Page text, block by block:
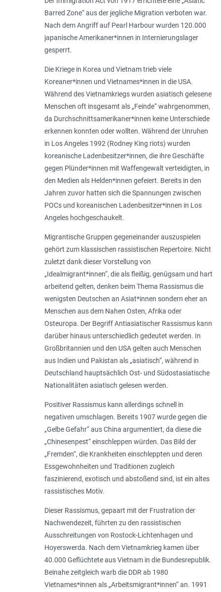
Barred Zone“ aus der jegliche Migration verboten war.
Nach dem Angriff auf Pearl Harbour wurden 120.000
japanische Amerikaner*innen in Internierungslager
gesperrt.
Die Kriege in Korea und Vietnam trieb viele
Koreaner*innen und Vietnames*innen in die USA.
Während des Vietnamkriegs wurden asiatisch gelesene
Menschen oft insgesamt als „Feinde“ wahrgenommen,
da Durchschnittsamerikaner*innen keine Unterschiede
erkennen konnten oder wollten. Während der Unruhen
in Los Angeles 1992 (Rodney King riots) wurden
koreanische Ladenbesitzer*innen, die ihre Geschäfte
gegen Plünder*innen mit Waffengewalt verteidigten, in
den Medien als Helden*innen gefeiert. Bereits in den
Jahren zuvor hatten sich die Spannungen zwischen
POCs und koreanischen Ladenbesitzer*innen in Los
Angeles hochgeschaukelt.
Migrantische Gruppen gegeneinander auszuspielen
gehört zum klassischen rassistischen Repertoire. Nicht
zuletzt dank dieser Vorstellung von
„Idealmigrant*innen“, die als fleißig, genügsam und hart
arbeitend gelten, denken beim Thema Rassismus die
wenigsten Deutschen an Asiat*innen sondern eher an
Menschen aus dem Nahen Osten, Afrika oder
Osteuropa. Der Begriff Antiasiatischer Rassismus kann
darüber hinaus unterschiedlich gedeutet werden. In
Großbritannien und den USA gelten auch Menschen
aus Indien und Pakistan als „asiatisch“, während in
Deutschland hauptsächlich Ost- und Südostasiatische
Nationalitäten asiatisch gelesen werden.
Positiver Rassismus kann allerdings schnell in
negativen umschlagen. Bereits 1907 wurde gegen die
„Gelbe Gefahr“ aus China argumentiert, da diese die
„Chinesenpest“ einschleppen würden. Das Bild der
„Fremden“, die Krankheiten einschleppten und deren
Essgewohnheiten und Traditionen zugleich
faszinierend, exotisch und abstoßend sind, ist ein altes
rassistisches Motiv.
Dieser Rassismus, gepaart mit der Frustration der
Nachwendezeit, führten zu den rassistischen
Ausschreitungen von Rostock-Lichtenhagen und
Hoyerswerda. Nach dem Vietnamkrieg kamen über
40.000 Geflüchtete aus Vietnam in die Bundesrepublik.
Beinahe zeitgleich warb die DDR ab 1980
Vietnames*innen als „Arbeitsmigrant*innen“ an. 1991